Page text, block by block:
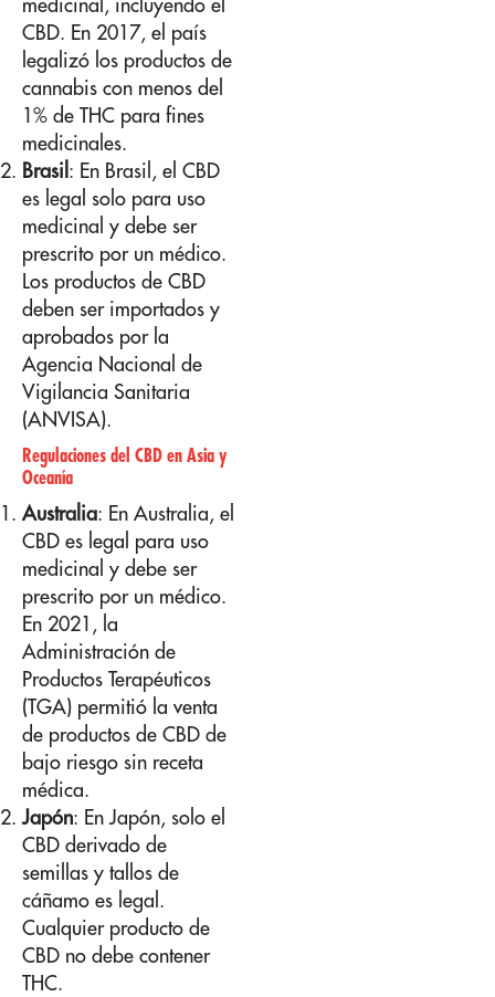
medicinal, incluyendo el
CBD. En 2017, el país
legalizó los productos de
cannabis con menos del
1% de THC para fines
medicinales.
Brasil : En Brasil, el CBD
es legal solo para uso
medicinal y debe ser
prescrito por un médico.
Los productos de CBD
deben ser importados y
aprobados por la
Agencia Nacional de
Vigilancia Sanitaria
(ANVISA).
Regulaciones del CBD en Asia y
Oceanía
Australia: En Australia, el
CBD es legal para uso
medicinal y debe ser
prescrito por un médico.
En 2021, la
Administración de
Productos Terapéuticos
(TGA) permitió la venta
de productos de CBD de
bajo riesgo sin receta
médica.
Japón: En Japón, solo el
CBD derivado de
semillas y tallos de
cáñamo es legal.
Cualquier producto de
CBD no debe contener
THC.